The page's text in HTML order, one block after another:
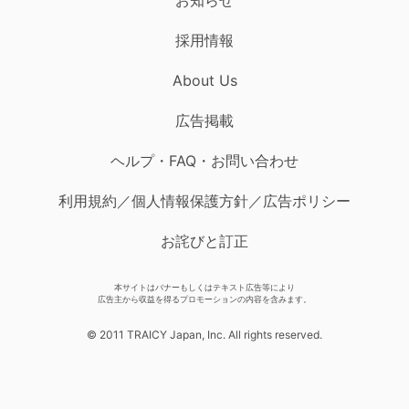
採用情報
About Us
広告掲載
ヘルプ・FAQ・お問い合わせ
利用規約／個人情報保護方針／広告ポリシー
お詫びと訂正
本サイトはバナーもしくはテキスト広告等により
広告主から収益を得るプロモーションの内容を含みます。
© 2011 TRAICY Japan, Inc. All rights reserved.